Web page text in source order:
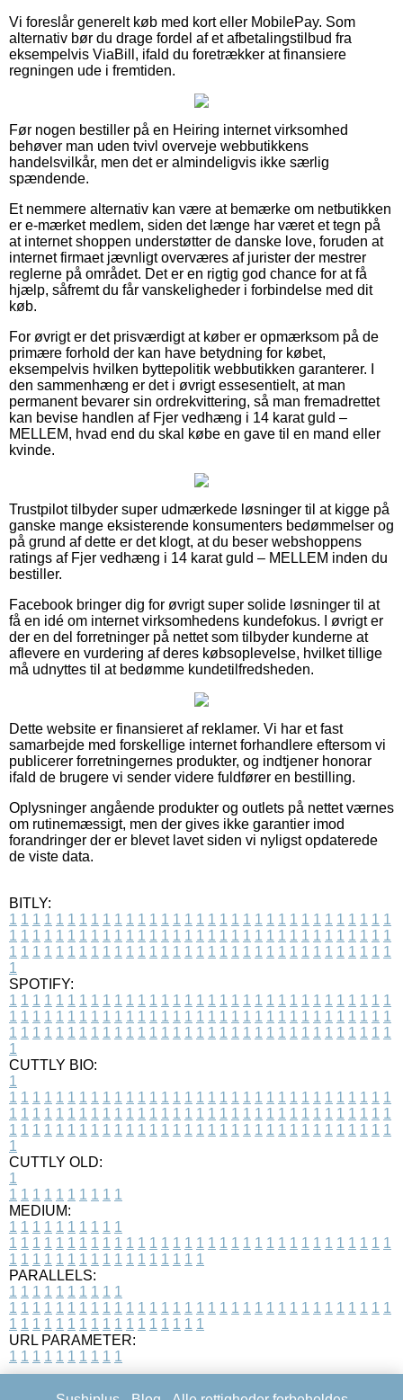
Vi foreslår generelt køb med kort eller MobilePay. Som
alternativ bør du drage fordel af et afbetalingstilbud fra
eksempelvis ViaBill, ifald du foretrækker at finansiere
regningen ude i fremtiden.
Før nogen bestiller på en Heiring internet virksomhed
behøver man uden tvivl overveje webbutikkens
handelsvilkår, men det er almindeligvis ikke særlig
spændende.
Et nemmere alternativ kan være at bemærke om netbutikken
er e-mærket medlem, siden det længe har været et tegn på
at internet shoppen understøtter de danske love, foruden at
internet firmaet jævnligt overværes af jurister der mestrer
reglerne på området. Det er en rigtig god chance for at få
hjælp, såfremt du får vanskeligheder i forbindelse med dit
køb.
For øvrigt er det prisværdigt at køber er opmærksom på de
primære forhold der kan have betydning for købet,
eksempelvis hvilken byttepolitik webbutikken garanterer. I
den sammenhæng er det i øvrigt essesentielt, at man
permanent bevarer sin ordrekvittering, så man fremadrettet
kan bevise handlen af Fjer vedhæng i 14 karat guld –
MELLEM, hvad end du skal købe en gave til en mand eller
kvinde.
Trustpilot tilbyder super udmærkede løsninger til at kigge på
ganske mange eksisterende konsumenters bedømmelser og
på grund af dette er det klogt, at du beser webshoppens
ratings af Fjer vedhæng i 14 karat guld – MELLEM inden du
bestiller.
Facebook bringer dig for øvrigt super solide løsninger til at
få en idé om internet virksomhedens kundefokus. I øvrigt er
der en del forretninger på nettet som tilbyder kunderne at
aflevere en vurdering af deres købsoplevelse, hvilket tillige
må udnyttes til at bedømme kundetilfredsheden.
Dette website er finansieret af reklamer. Vi har et fast
samarbejde med forskellige internet forhandlere eftersom vi
publicerer forretningernes produkter, og indtjener honorar
ifald de brugere vi sender videre fuldfører en bestilling.
Oplysninger angående produkter og outlets på nettet værnes
om rutinemæssigt, men der gives ikke garantier imod
forandringer der er blevet lavet siden vi nyligst opdaterede
de viste data.
BITLY:
1 1 1 1 1 1 1 1 1 1 1 1 1 1 1 1 1 1 1 1 1 1 1 1 1 1 1 1 1 1 1 1 1
1 1 1 1 1 1 1 1 1 1 1 1 1 1 1 1 1 1 1 1 1 1 1 1 1 1 1 1 1 1 1 1 1
1 1 1 1 1 1 1 1 1 1 1 1 1 1 1 1 1 1 1 1 1 1 1 1 1 1 1 1 1 1 1 1 1
1
SPOTIFY:
1 1 1 1 1 1 1 1 1 1 1 1 1 1 1 1 1 1 1 1 1 1 1 1 1 1 1 1 1 1 1 1 1
1 1 1 1 1 1 1 1 1 1 1 1 1 1 1 1 1 1 1 1 1 1 1 1 1 1 1 1 1 1 1 1 1
1 1 1 1 1 1 1 1 1 1 1 1 1 1 1 1 1 1 1 1 1 1 1 1 1 1 1 1 1 1 1 1 1
1
CUTTLY BIO:
1
1 1 1 1 1 1 1 1 1 1 1 1 1 1 1 1 1 1 1 1 1 1 1 1 1 1 1 1 1 1 1 1 1
1 1 1 1 1 1 1 1 1 1 1 1 1 1 1 1 1 1 1 1 1 1 1 1 1 1 1 1 1 1 1 1 1
1 1 1 1 1 1 1 1 1 1 1 1 1 1 1 1 1 1 1 1 1 1 1 1 1 1 1 1 1 1 1 1 1
1
CUTTLY OLD:
1
1 1 1 1 1 1 1 1 1 1
MEDIUM:
1 1 1 1 1 1 1 1 1 1
1 1 1 1 1 1 1 1 1 1 1 1 1 1 1 1 1 1 1 1 1 1 1 1 1 1 1 1 1 1 1 1 1
1 1 1 1 1 1 1 1 1 1 1 1 1 1 1 1 1
PARALLELS:
1 1 1 1 1 1 1 1 1 1
1 1 1 1 1 1 1 1 1 1 1 1 1 1 1 1 1 1 1 1 1 1 1 1 1 1 1 1 1 1 1 1 1
1 1 1 1 1 1 1 1 1 1 1 1 1 1 1 1 1
URL PARAMETER:
1 1 1 1 1 1 1 1 1 1